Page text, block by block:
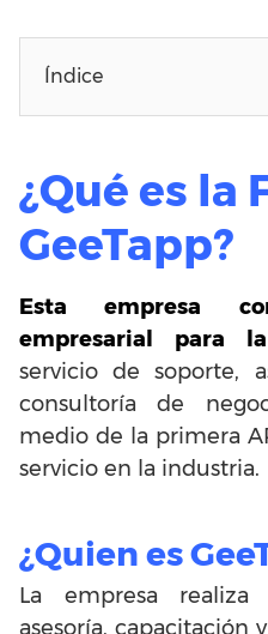
Índice
¿Qué es la
GeeTapp?
Esta empresa
empresarial para
servicio de soporte,
consultoría de
medio de la primera
servicio en la industria.
¿Quien es
La empresa realiza
asesoría, capacitación